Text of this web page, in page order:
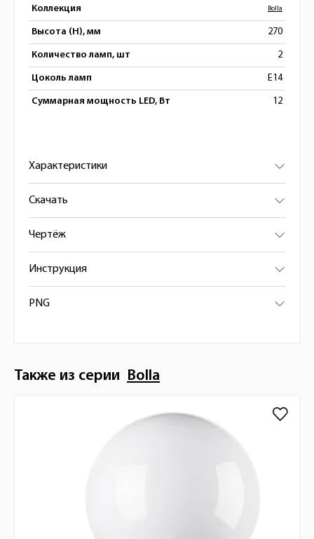
Коллекция Bolla
Высота (H), мм 270
Количество ламп, шт 2
Цоколь ламп E14
Суммарная мощность LED, Вт 12
Характеристики
Скачать
Чертёж
Инструкция
PNG
Также из серии Bolla